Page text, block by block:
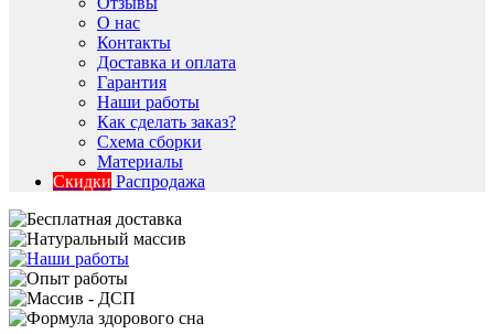
О нас
Контакты
Доставка и оплата
Гарантия
Наши работы
Как сделать заказ?
Схема сборки
Материалы
Скидки Распродажа